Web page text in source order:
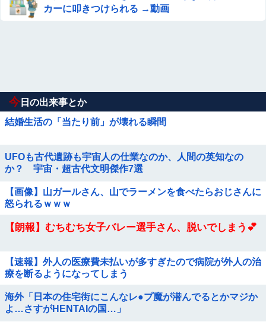
カーに叩きつけられる →動画
今 日の出来事とか
結婚生活の「当たり前」が壊れる瞬間
UFOも古代遺跡も宇宙人の仕業なのか、人間の英知なの
か？ 宇宙・超古代文明傑作7選
【画像】山ガールさん、山でラーメンを食べたらおじさんに
怒られるｗｗｗ
【朗報】むちむち女子バレー選手さん、脱いでしまう💕
【速報】外人の医療費未払いが多すぎたので病院が外人の治
療を断るようになってしまう
海外「日本の住宅街にこんなレ●プ魔が潜んでるとかマジか
よ…さすがHENTAIの国…」